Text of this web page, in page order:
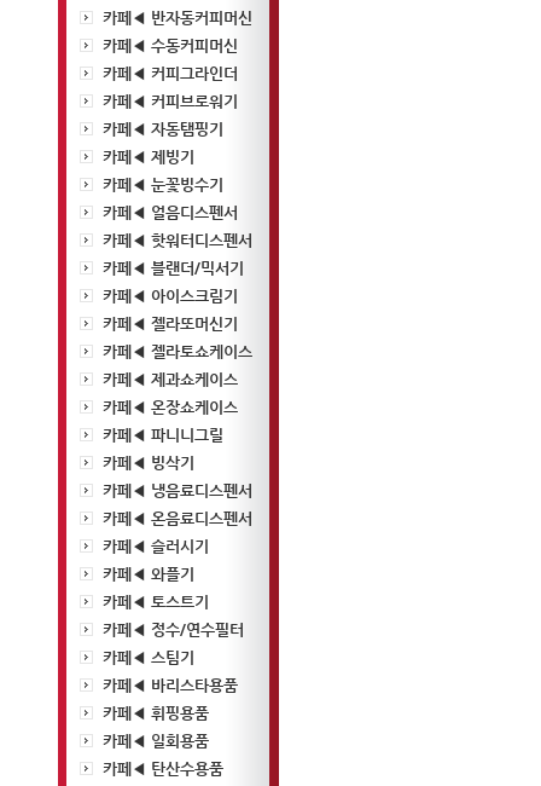
카페◀ 반자동커피머신
카페◀ 수동커피머신
카페◀ 커피그라인더
카페◀ 커피브로워기
카페◀ 자동탬핑기
카페◀ 제빙기
카페◀ 눈꽃빙수기
카페◀ 얼음디스펜서
카페◀ 핫워터디스펜서
카페◀ 블랜더/믹서기
카페◀ 아이스크림기
카페◀ 젤라또머신기
카페◀ 젤라토쇼케이스
카페◀ 제과쇼케이스
카페◀ 온장쇼케이스
카페◀ 파니니그릴
카페◀ 빙삭기
카페◀ 냉음료디스펜서
카페◀ 온음료디스펜서
카페◀ 슬러시기
카페◀ 와플기
카페◀ 토스트기
카페◀ 정수/연수필터
카페◀ 스팀기
카페◀ 바리스타용품
카페◀ 휘핑용품
카페◀ 일회용품
카페◀ 탄산수용품